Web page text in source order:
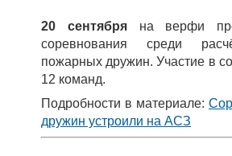
20 сентябряна верфи
соревнования среди
пожарных дружин. Участие в
12 команд.
Подробности в материале:
дружин устроили на АСЗ